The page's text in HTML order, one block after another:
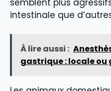
intestinale que
À lire aussi :
gastrique : locale ou